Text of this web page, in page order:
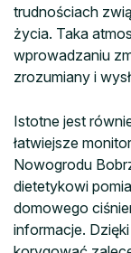
trudnościach
życia. Taka
wprowadzaniu
zrozumiany i
Istotne jest
łatwiejsze
Nowogrodu
dietetykowi
domowego
informacje.